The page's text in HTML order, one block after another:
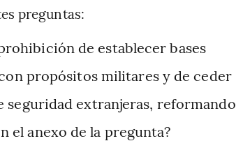
preguntas:
de establecer bases
propósitos militares y de ceder
seguridad extranjeras, reformando
anexo de la pregunta?